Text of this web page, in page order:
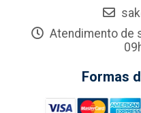
Atendimento de
Formas